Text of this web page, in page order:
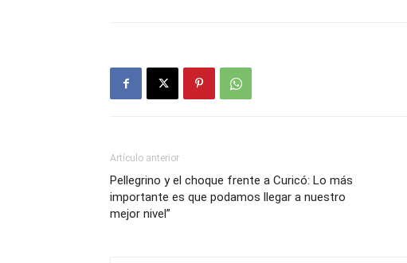
Artículo anterior
Pellegrino y el choque frente a Curicó: Lo más
importante es que podamos llegar a nuestro
mejor nivel”